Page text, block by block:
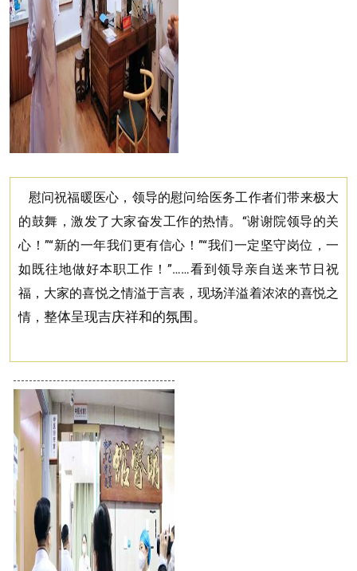
慰问祝福暖医心 ， 领导的慰问给医务工作者们带来极大
的鼓舞，激发了大家奋发工作的热情。“谢谢院领导的关
心！”“新的一年我们更有信心！”“我们一定坚守岗位，一
如既往地做好本职工作！”……看到领导亲自送来节日祝
福，大家的喜悦之情溢于言表，现场洋溢着浓浓的喜悦之
情， 整体呈现吉庆祥和的氛围。